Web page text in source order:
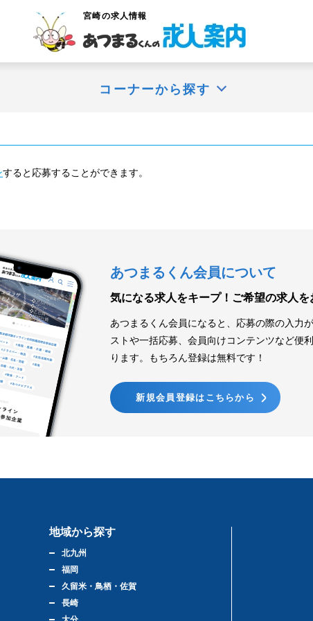
宮崎の求人情報
コーナーから探す
すると応募することができます。
あつまるくん会員について
気になる求人をキープ！ ご希望の求人を
あつまるくん会員になると、応募の際の入力
ストや一括応募、会員向けコンテンツなど便
ります。もちろん登録は無料です！
新規会員登録はこちらから
地域から探す
北九州
福岡
久留米・鳥栖・佐賀
長崎